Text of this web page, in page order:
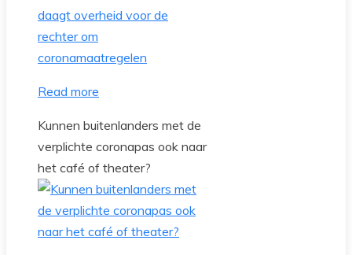
Read more
Kunnen buitenlanders met de
verplichte coronapas ook naar
het café of theater?